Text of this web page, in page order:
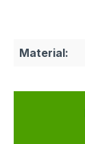
Material: